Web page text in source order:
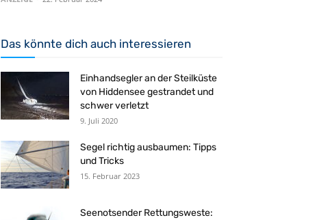
Das könnte dich auch interessieren
Einhandsegler an der Steilküste
von Hiddensee gestrandet und
schwer verletzt
9. Juli 2020
Segel richtig ausbaumen: Tipps
und Tricks
15. Februar 2023
Seenotsender Rettungsweste: